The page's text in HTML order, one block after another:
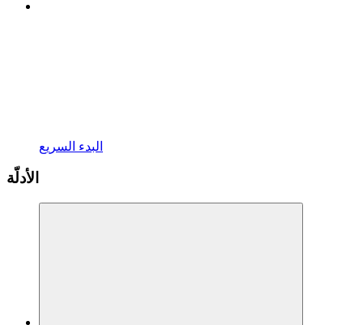
البدء السريع
الأدلّة